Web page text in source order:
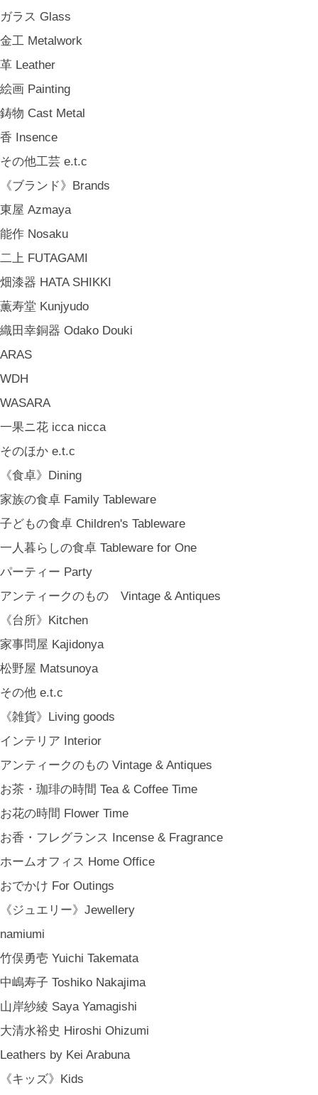
ガラス Glass
金工 Metalwork
革 Leather
絵画 Painting
鋳物 Cast Metal
香 Insence
その他工芸 e.t.c
《ブランド》Brands
東屋 Azmaya
能作 Nosaku
二上 FUTAGAMI
畑漆器 HATA SHIKKI
薫寿堂 Kunjyudo
織田幸銅器 Odako Douki
ARAS
WDH
WASARA
一果ニ花 icca nicca
そのほか e.t.c
《食卓》Dining
家族の食卓 Family Tableware
子どもの食卓 Children's Tableware
一人暮らしの食卓 Tableware for One
パーティー Party
アンティークのもの Vintage & Antiques
《台所》Kitchen
家事問屋 Kajidonya
松野屋 Matsunoya
その他 e.t.c
《雑貨》Living goods
インテリア Interior
アンティークのもの Vintage & Antiques
お茶・珈琲の時間 Tea & Coffee Time
お花の時間 Flower Time
お香・フレグランス Incense & Fragrance
ホームオフィス Home Office
おでかけ For Outings
《ジュエリー》Jewellery
namiumi
竹俣勇壱 Yuichi Takemata
中嶋寿子 Toshiko Nakajima
山岸紗綾 Saya Yamagishi
大清水裕史 Hiroshi Ohizumi
Leathers by Kei Arabuna
《キッズ》Kids
山岸紗綾 Saya Yamagishi
大清水裕史 Hiroshi Ohizumi
絵本 Children's Books
MONSTER
《オリジナル》Original
《古道具》Vintage & Antiques
ハナレきりゅう Hanare Kiryuh
《輸入品》Imported goods
ギフト包装 Gift Wrapping
内祝い Thank You Gifts
新築祝い Housewarming Gifts
結婚祝い Wedding Gifts
結婚式の引出物 Wedding Favors
誕生日プレゼント Birthday Gifts
バレンタインデー Valentine's Day
夏 Summer
秋 Autumn
冬 Winter
《ご予約》Made to Order